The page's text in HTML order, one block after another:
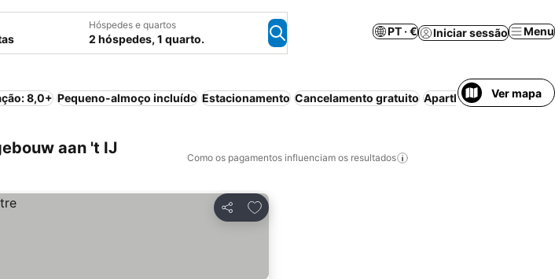
Hóspedes e quartos
2 hóspedes, 1 quarto.
PT · € Iniciar sessão Menu
8,0+ Pequeno-almoço incluído Estacionamento Cancelamento gratuito Aparthotel Ar
Ver mapa
aan 't IJ
Como os pagamentos influenciam os resultados
Partilhar
Adicionar aos favoritos